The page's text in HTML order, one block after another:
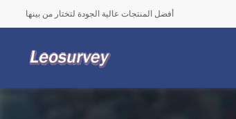
أفضل المنتجات عالية الجودة لتختار من بينها